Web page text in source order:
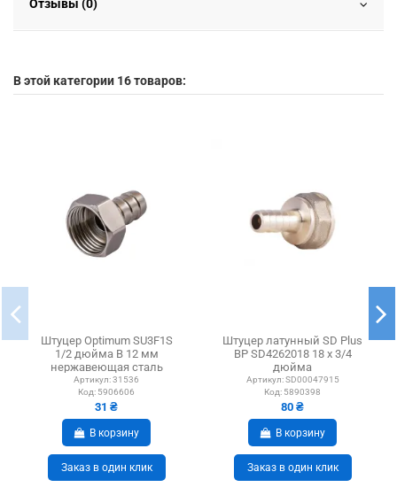
Отзывы (0)
В этой категории 16 товаров:
Штуцер Optimum SU3F1S
1/2 дюйма В 12 мм
нержавеющая сталь
Артикул:31536
Код: 5906606
31 ₴
В корзину
Заказ в один клик
Штуцер латунный SD Plus
ВР SD4262018 18 х 3/4
дюйма
Артикул: SD00047915
Код: 5890398
80 ₴
В корзину
Заказ в один клик